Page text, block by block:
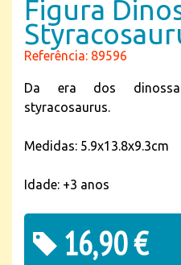
Figura
Referência: 89596
Da era dos
styracosaurus.
Medidas: 5.9x13.8x9.3cm
Idade: +3 anos
16,90 €